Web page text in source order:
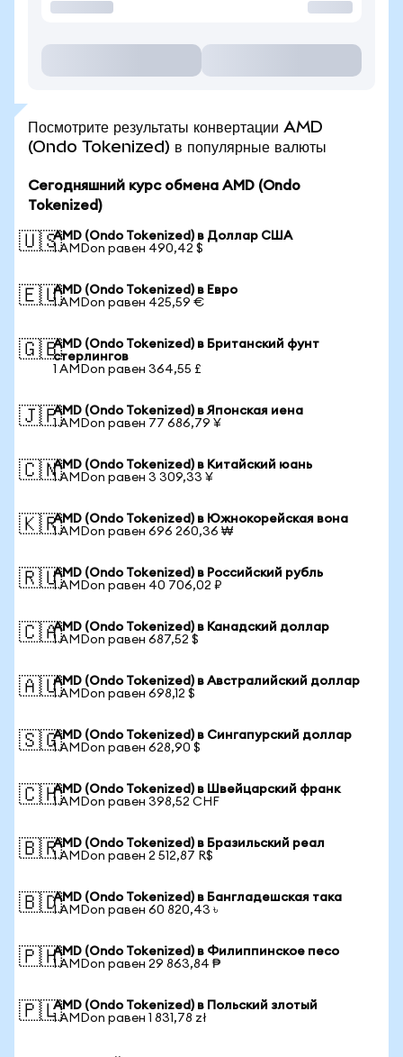
Посмотрите результаты конвертации AMD
(Ondo Tokenized) в популярные валюты
Сегодняшний курс обмена AMD (Ondo
Tokenized)
🇺🇸AMD (Ondo Tokenized) в Доллар США
1 AMDon равен 490,42 $
🇪🇺AMD (Ondo Tokenized) в Евро
1 AMDon равен 425,59 €
🇬🇧AMD (Ondo Tokenized) в Британский фунт
стерлингов
1 AMDon равен 364,55 £
🇯🇵AMD (Ondo Tokenized) в Японская иена
1 AMDon равен 77 686,79 ¥
🇨🇳AMD (Ondo Tokenized) в Китайский юань
1 AMDon равен 3 309,33 ¥
🇰🇷AMD (Ondo Tokenized) в Южнокорейская вона
1 AMDon равен 696 260,36 ₩
🇷🇺AMD (Ondo Tokenized) в Российский рубль
1 AMDon равен 40 706,02 ₽
🇨🇦AMD (Ondo Tokenized) в Канадский доллар
1 AMDon равен 687,52 $
🇦🇺AMD (Ondo Tokenized) в Австралийский доллар
1 AMDon равен 698,12 $
🇸🇬AMD (Ondo Tokenized) в Сингапурский доллар
1 AMDon равен 628,90 $
🇨🇭AMD (Ondo Tokenized) в Швейцарский франк
1 AMDon равен 398,52 CHF
🇧🇷AMD (Ondo Tokenized) в Бразильский реал
1 AMDon равен 2 512,87 R$
🇧🇩AMD (Ondo Tokenized) в Бангладешская така
1 AMDon равен 60 820,43 ৳
🇵🇭AMD (Ondo Tokenized) в Филиппинское песо
1 AMDon равен 29 863,84 ₱
🇵🇱AMD (Ondo Tokenized) в Польский злотый
1 AMDon равен 1 831,78 zł